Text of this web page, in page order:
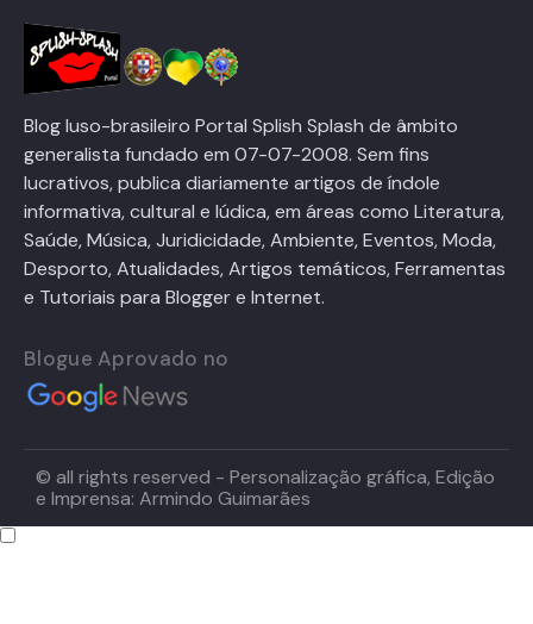
Blog luso-brasileiro Portal Splish Splash de âmbito
generalista fundado em 07-07-2008. Sem fins
lucrativos, publica diariamente artigos de índole
informativa, cultural e lúdica, em áreas como Literatura,
Saúde, Música, Juridicidade, Ambiente, Eventos, Moda,
Desporto, Atualidades, Artigos temáticos, Ferramentas
e Tutoriais para Blogger e Internet.
Blogue Aprovado no
© all rights reserved - Personalização gráfica, Edição
e Imprensa: Armindo Guimarães